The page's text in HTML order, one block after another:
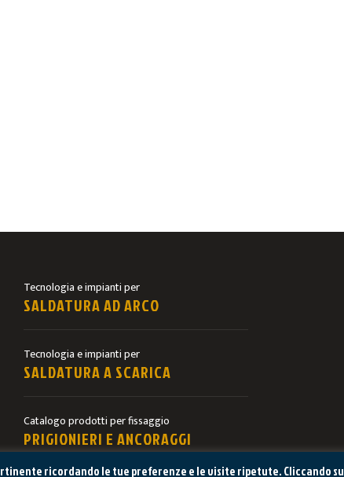
Tecnologia e impianti per
SALDATURA AD ARCO
Tecnologia e impianti per
SALDATURA A SCARICA
Catalogo prodotti per fissaggio
PRIGIONIERI E ANCORAGGI
ricordando le tue preferenze e le visite ripetute. Cliccando su